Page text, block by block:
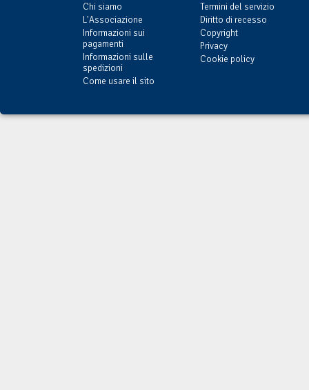
Chi siamo
L'Associazione
Informazioni sui
pagamenti
Informazioni sulle
spedizioni
Come usare il sito
Termini del servizio
Diritto di recesso
Copyright
Privacy
Cookie policy